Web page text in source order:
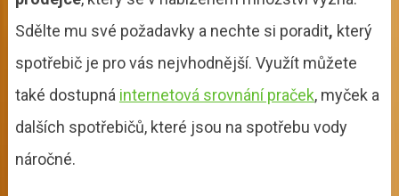
Sdělte mu své požadavky a nechte si poradit, který
spotřebič je pro vás nejvhodnější. Využít můžete
také dostupná internetová srovnání praček, myček a
dalších spotřebičů, které jsou na spotřebu vody
náročné.